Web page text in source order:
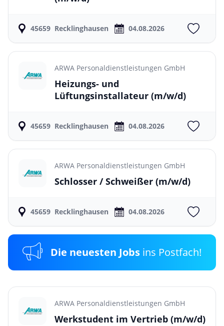
45659 Recklinghausen 04.08.2026
ARWA Personaldienstleistungen GmbH
Heizungs- und
Lüftungsinstallateur (m/w/d)
45659 Recklinghausen 04.08.2026
ARWA Personaldienstleistungen GmbH
Schlosser / Schweißer (m/w/d)
45659 Recklinghausen 04.08.2026
Die neuesten Jobs ins Postfach!
ARWA Personaldienstleistungen GmbH
Werkstudent im Vertrieb (m/w/d)